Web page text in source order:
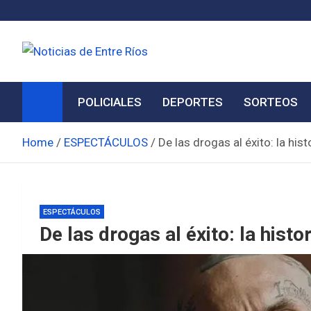
content
Noticias de Entre Ríos
POLICIALES DEPORTES SORTEOS
Home ESPECTÁCULOS De las drogas al éxito: la
ESPECTÁCULOS
De las drogas al éxito: la